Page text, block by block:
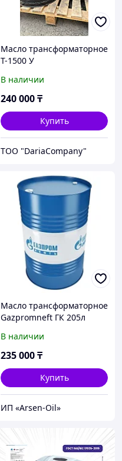
Масло трансформаторное
Т-1500 У
В наличии
240 000₸
Купить
TOO "DariaCompany"
Масло трансформаторное
Gazpromneft ГК 205л
В наличии
235 000₸
Купить
ИП «Arsen-Oil»